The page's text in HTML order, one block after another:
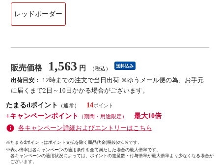
レッドボーダー
販売価格 1,563 円 （税込） 送料込み
出荷目安：
12時までの注文で当日出荷 ※ゆうメール便の為、お手元
に届くまで2日～10日かかる場合がございます。
たまるdポイント
（通常）
14
+キャンペーンポイント
（期間・用途限定）
最大10倍
各キャンペーン詳細およびエントリーはこちら
※たまるdポイントはポイント支払を除く商品代金(税抜)の1％です。
※表示倍率は各キャンペーンの適用条件を全て満たした場合の最大倍率です。
各キャンペーンの適用状況によっては、ポイントの進呈数・付与倍率が最大倍率より少なくなる場合が
ございます。